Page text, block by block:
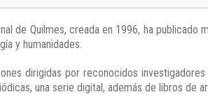
Cuadernos universitarios
Derechos humanos
Ediciones especiales
Géneros
de Quilmes, creada en 1996, ha
y humanidades.
dirigidas por reconocidos
una serie digital, además de libros de